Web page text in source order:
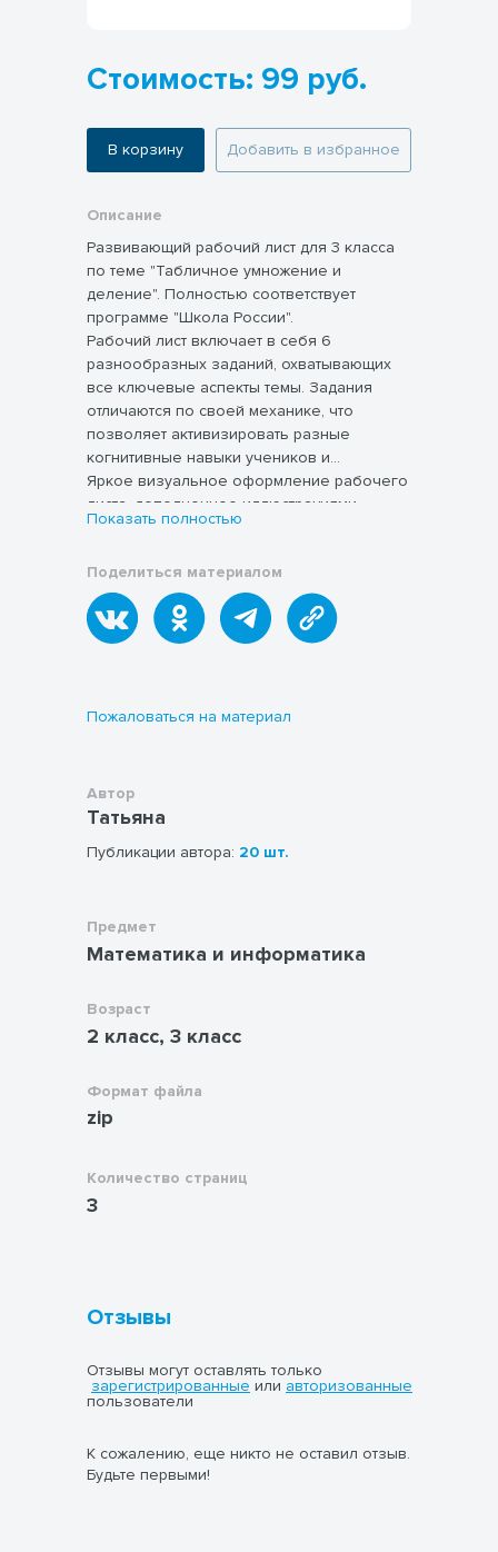
Стоимость: 99 руб.
В корзину Добавить в избранное
Описание
Развивающий рабочий лист для 3 класса
по теме "Табличное умножение и
деление". Полностью соответствует
программе "Школа России".
Рабочий лист включает в себя 6
разнообразных заданий, охватывающих
все ключевые аспекты темы. Задания
отличаются по своей механике, что
позволяет активизировать разные
когнитивные навыки учеников и
поддерживать их интерес к процессу
обучения. В отличие от скучных
учебников, рабочий лист предлагает
Яркое визуальное оформление рабочего
листа, дополненное иллюстрациями,
способствует поддержанию интереса к
вовлеченности учеников. Наличие
ответов позволяет использовать
материал как для самостоятельной работы
дома, так и для организации занятий в
Регулярное использование рабочих
листов подобного типа способствует
повышению уровня грамотности учащихся.
Показать полностью
Поделиться материалом
Пожаловаться на материал
Автор
Татьяна
Публикации автора: 20 шт.
Предмет
Математика и информатика
Возраст
2 класс, 3 класс
Формат файла
zip
Количество страниц
3
Отзывы
Отзывы могут оставлять только
зарегистрированные или авторизованные
пользователи
К сожалению, еще никто не оставил отзыв.
Будьте первыми!